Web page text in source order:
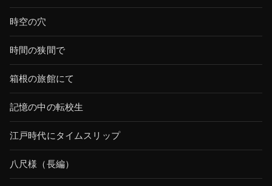
時空の穴
時間の狭間で
箱根の旅館にて
記憶の中の転校生
江戸時代にタイムスリップ
八尺様（長編）